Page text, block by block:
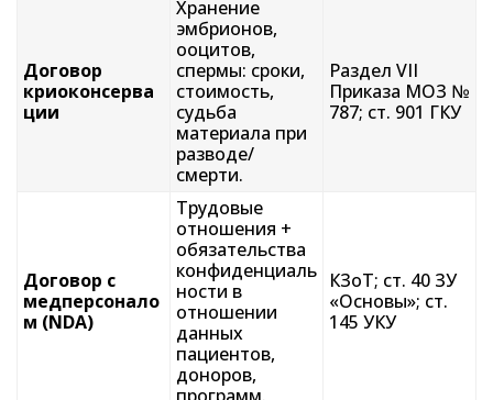
Договор
криоконсерва
ции
Хранение
эмбрионов,
ооцитов,
спермы: сроки,
стоимость,
судьба
материала при
разводе/
смерти.
Раздел VII
Приказа МОЗ №
787; ст. 901 ГКУ
Договор с
медперсонало
м (NDA)
Трудовые
отношения +
обязательства
конфиденциаль
ности в
отношении
данных
пациентов,
доноров,
КЗоТ; ст. 40 ЗУ
«Основы»; ст.
145 УКУ